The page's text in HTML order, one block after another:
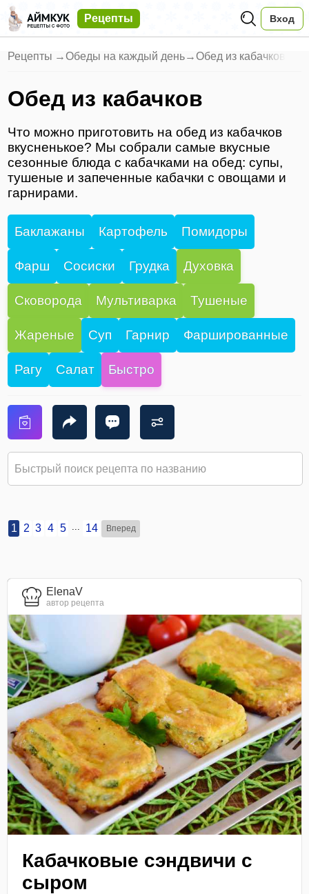
Рецепты Вход
Рецепты →Обеды на каждый день→Обед из кабачков
Обед из кабачков
Что можно приготовить на обед из кабачков
вкусненькое? Мы собрали самые вкусные
сезонные блюда с кабачками на обед: супы,
тушеные и запеченные кабачки с овощами и
гарнирами.
Баклажаны Картофель Помидоры
Фарш Сосиски Грудка Духовка
Сковорода Мультиварка Тушеные
Жареные Суп Гарнир Фаршированные
Рагу Салат Быстро
1 2 3 4 5 14 Вперед
ElenaV
автор рецепта
Кабачковые сэндвичи с
сыром